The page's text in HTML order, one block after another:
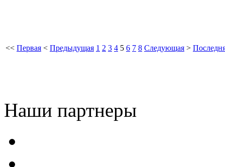
<< Первая < Предыдущая 1 2 3 4 5 6 7 8 Следующая >
Наши партнеры